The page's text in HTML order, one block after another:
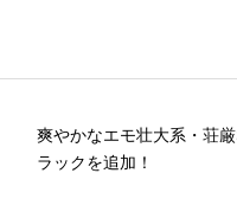
爽やかなエモ壮大系・荘
ラックを追加！